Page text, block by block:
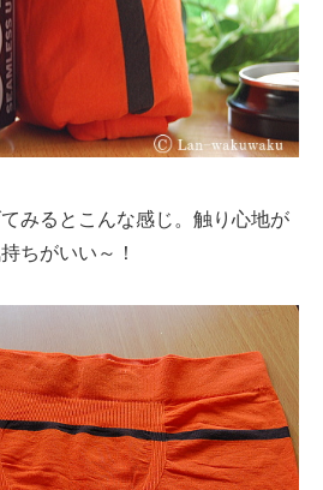
みるとこんな感じ。触り心地が
ちがいい～！